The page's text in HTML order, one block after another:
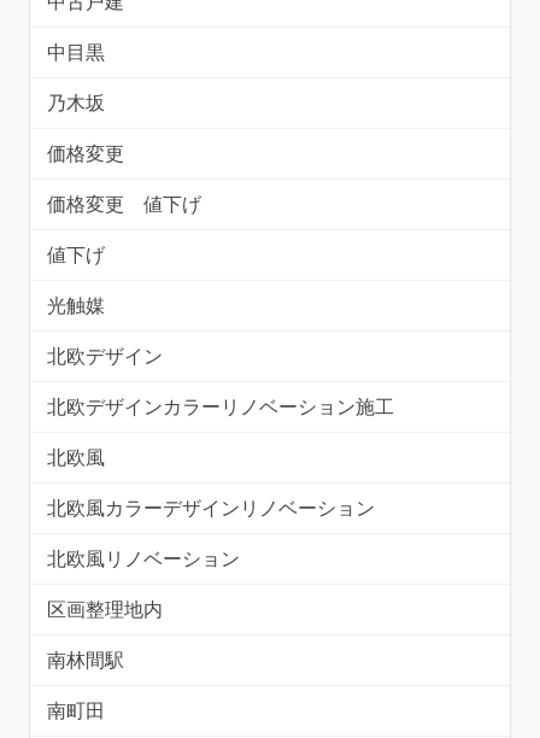
中目黒
乃木坂
価格変更
価格変更 値下げ
値下げ
光触媒
北欧デザイン
北欧デザインカラーリノベーション施工
北欧風
北欧風カラーデザインリノベーション
北欧風リノベーション
区画整理地内
南林間駅
南町田